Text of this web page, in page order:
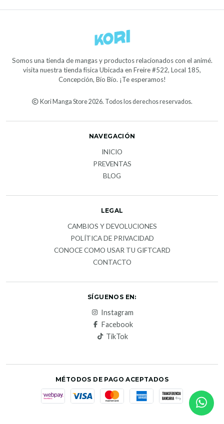
Somos una tienda de mangas y productos relacionados con el animé.
visita nuestra tienda física Ubicada en Freire #522, Local 185,
Concepción, Bío Bío. ¡Te esperamos!
Kori Manga Store 2026. Todos los derechos reservados.
NAVEGACIÓN
INICIO
PREVENTAS
BLOG
LEGAL
CAMBIOS Y DEVOLUCIONES
POLÍTICA DE PRIVACIDAD
CONOCE COMO USAR TU GIFTCARD
CONTACTO
SÍGUENOS EN:
Instagram
Facebook
TikTok
MÉTODOS DE PAGO ACEPTADOS